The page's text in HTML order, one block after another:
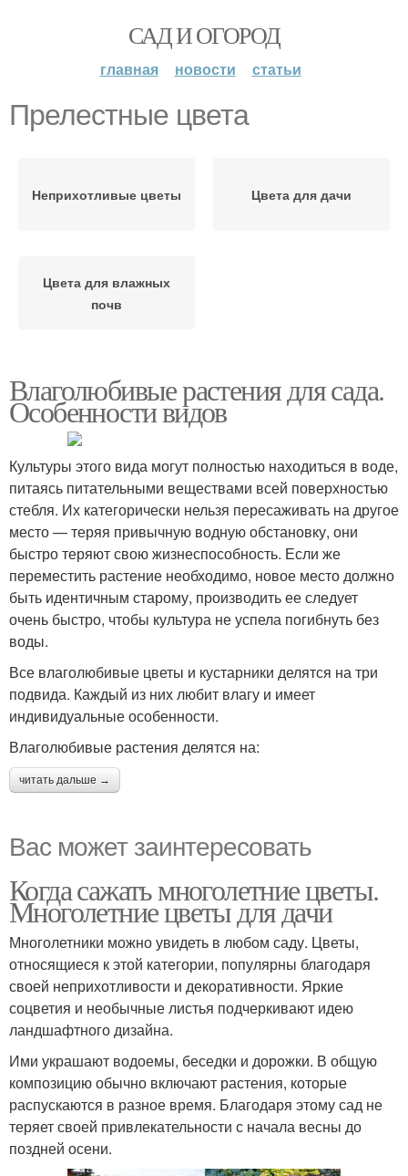
САД И ОГОРОД
главная новости статьи
Прелестные цвета
Неприхотливые цветы Цвета для дачи
Цвета для влажных
почв
Влаголюбивые растения для сада.
Особенности видов
Культуры этого вида могут полностью находиться в воде,
питаясь питательными веществами всей поверхностью
стебля. Их категорически нельзя пересаживать на другое
место — теряя привычную водную обстановку, они
быстро теряют свою жизнеспособность. Если же
переместить растение необходимо, новое место должно
быть идентичным старому, производить ее следует
очень быстро, чтобы культура не успела погибнуть без
воды.
Все влаголюбивые цветы и кустарники делятся на три
подвида. Каждый из них любит влагу и имеет
индивидуальные особенности.
Влаголюбивые растения делятся на:
читать дальше →
Вас может заинтересовать
Когда сажать многолетние цветы.
Многолетние цветы для дачи
Многолетники можно увидеть в любом саду. Цветы,
относящиеся к этой категории, популярны благодаря
своей неприхотливости и декоративности. Яркие
соцветия и необычные листья подчеркивают идею
ландшафтного дизайна.
Ими украшают водоемы, беседки и дорожки. В общую
композицию обычно включают растения, которые
распускаются в разное время. Благодаря этому сад не
теряет своей привлекательности с начала весны до
поздней осени.